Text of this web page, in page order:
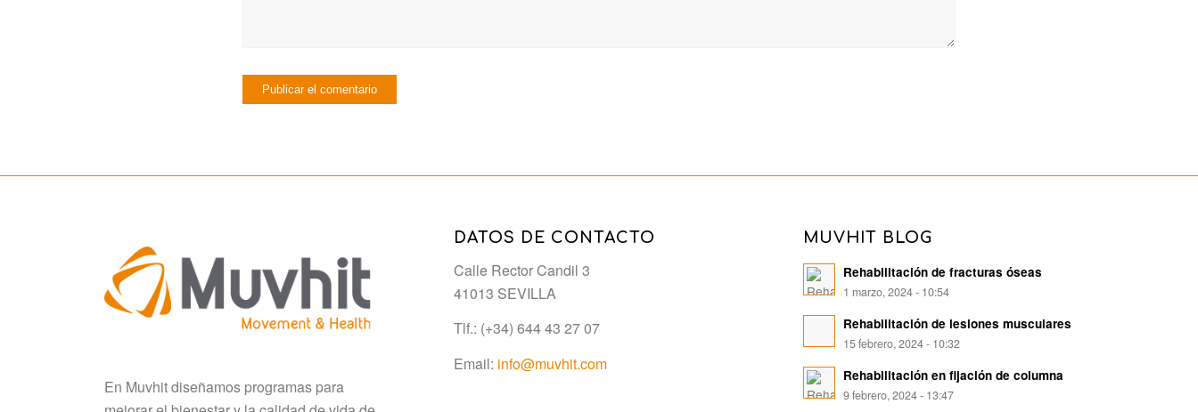
En Muvhit diseñamos programas para
DATOS DE CONTACTO
Calle Rector Candil 3
41013 SEVILLA
Tlf.: (+34) 644 43 27 07
Email: info@muvhit.com
MUVHIT BLOG
Rehabilitación de fracturas óseas
1 marzo, 2024 - 10:54
Rehabilitación de lesiones musculares
15 febrero, 2024 - 10:32
Rehabilitación en fijación de columna
9 febrero, 2024 - 13:47